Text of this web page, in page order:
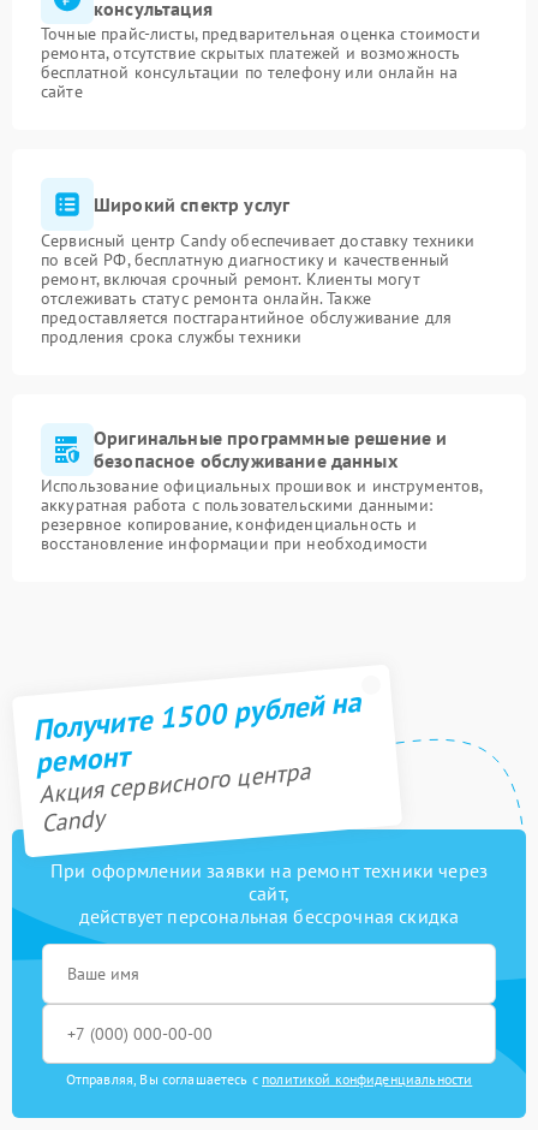
консультация
Точные прайс-листы, предварительная оценка стоимости
ремонта, отсутствие скрытых платежей и возможность
бесплатной консультации по телефону или онлайн на
сайте
Широкий спектр услуг
Сервисный центр Candy обеспечивает доставку техники
по всей РФ, бесплатную диагностику и качественный
ремонт, включая срочный ремонт. Клиенты могут
отслеживать статус ремонта онлайн. Также
предоставляется постгарантийное обслуживание для
продления срока службы техники
Оригинальные программные решение и
безопасное обслуживание данных
Использование официальных прошивок и инструментов,
аккуратная работа с пользовательскими данными:
резервное копирование, конфиденциальность и
восстановление информации при необходимости
Получите 1500 рублей на
ремонт
Акция сервисного центра
Candy
При оформлении заявки на ремонт техники через
сайт,
действует персональная бессрочная скидка
Отправляя, Вы соглашаетесь с политикой конфиденциальности